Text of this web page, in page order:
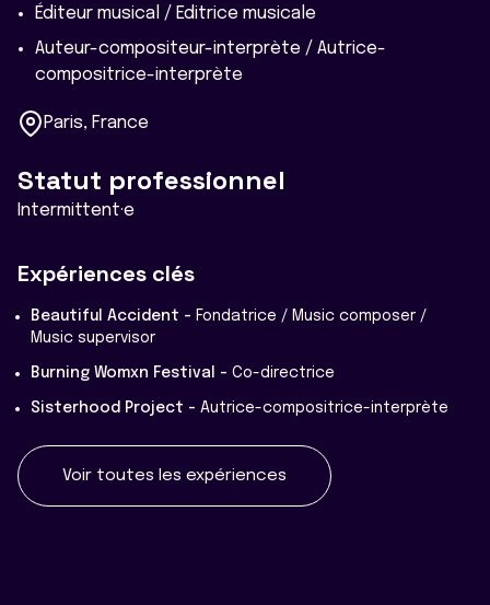
Éditeur musical / Editrice musicale
Auteur-compositeur-interprète / Autrice-
compositrice-interprète
Paris, France
Statut professionnel
Intermittent·e
Expériences clés
Beautiful Accident - Fondatrice / Music composer /
Music supervisor
Burning Womxn Festival - Co-directrice
Sisterhood Project - Autrice-compositrice-interprète
Voir toutes les expériences